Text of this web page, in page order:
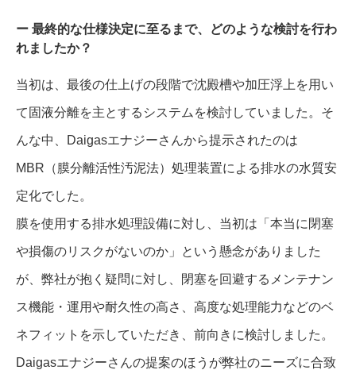
最終的な仕様決定に至るまで、どのような検討を行わ
れましたか？
当初は、最後の仕上げの段階で沈殿槽や加圧浮上を用い
て固液分離を主とするシステムを検討していました。そ
んな中、Daigasエナジーさんから提示されたのは
MBR（膜分離活性汚泥法）処理装置による排水の水質安
定化でした。
膜を使用する排水処理設備に対し、当初は「本当に閉塞
や損傷のリスクがないのか」という懸念がありました
が、弊社が抱く疑問に対し、閉塞を回避するメンテナン
ス機能・運用や耐久性の高さ、高度な処理能力などのベ
ネフィットを示していただき、前向きに検討しました。
Daigasエナジーさんの提案のほうが弊社のニーズに合致